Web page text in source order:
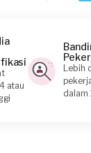
Rp2.500.000
atau
Lebih
dalam